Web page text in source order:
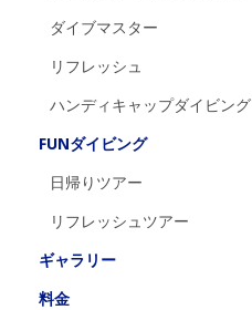
ダイブマスター
リフレッシュ
ハンディキャップダイビング
FUNダイビング
日帰りツアー
リフレッシュツアー
ギャラリー
料金